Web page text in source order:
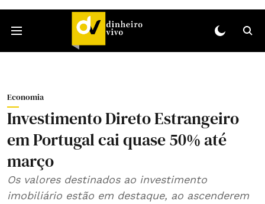
Economia
Investimento Direto Estrangeiro
em Portugal cai quase 50% até
março
Os valores destinados ao investimento
imobiliário estão em destaque, ao ascenderem